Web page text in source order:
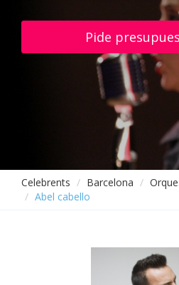
Pide
Celebrents Barcelona
Abel cabello